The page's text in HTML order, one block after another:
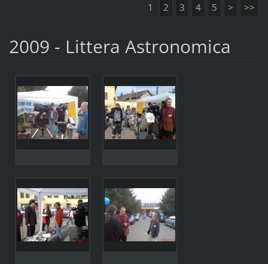
1 2 3 4 5 > >>
2009 - Littera Astronomica